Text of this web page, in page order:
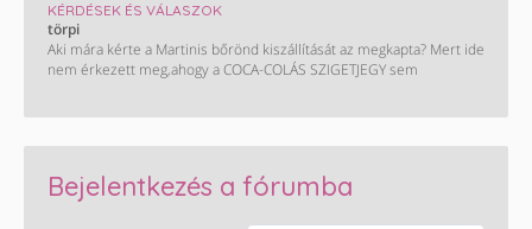
KÉRDÉSEK ÉS VÁLASZOK
törpi
Aki mára kérte a Martinis bőrönd kiszállítását az megkapta? Mert ide
nem érkezett meg,ahogy a COCA-COLÁS SZIGETJEGY sem
Bejelentkezés a fórumba